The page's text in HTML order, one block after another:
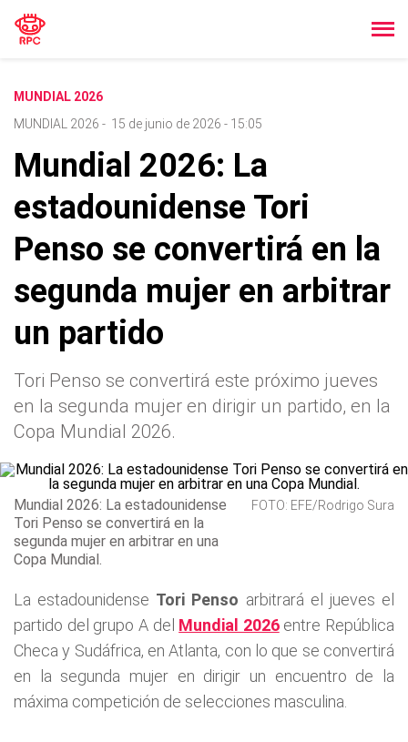
MUNDIAL 2026
MUNDIAL 2026 - 15 de junio de 2026 - 15:05
Mundial 2026: La
estadounidense Tori
Penso se convertirá en la
segunda mujer en arbitrar
un partido
Tori Penso se convertirá este próximo jueves
en la segunda mujer en dirigir un partido, en la
Copa Mundial 2026.
Mundial 2026: La estadounidense
Tori Penso se convertirá en la
segunda mujer en arbitrar en una
Copa Mundial.
FOTO: EFE/Rodrigo Sura
La estadounidense Tori Penso arbitrará el jueves el
partido del grupo A del Mundial 2026entre República
Checa y Sudáfrica, en Atlanta, con lo que se convertirá
en la segunda mujer en dirigir un encuentro de la
máxima competición de selecciones masculina.